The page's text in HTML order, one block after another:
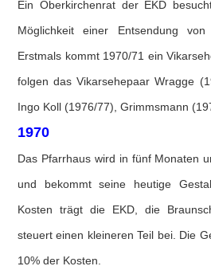
Ein Oberkirchenrat der EKD
Möglichkeit einer Entsendung
Erstmals kommt 1970/71 ein
folgen das Vikarsehepaar Wragge
Ingo Koll (1976/77), Grimmsmann
1970
Das Pfarrhaus wird in fünf Monaten
und bekommt seine heutige
Kosten trägt die EKD, die
steuert einen kleineren Teil bei. Die
10% der Kosten.